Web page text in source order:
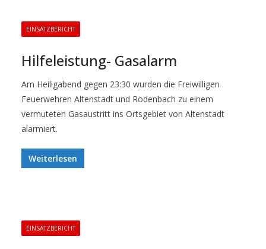
EINSATZBERICHT
Hilfeleistung- Gasalarm
Am Heiligabend gegen 23:30 wurden die Freiwilligen
Feuerwehren Altenstadt und Rodenbach zu einem
vermuteten Gasaustritt ins Ortsgebiet von Altenstadt
alarmiert.
Weiterlesen
EINSATZBERICHT